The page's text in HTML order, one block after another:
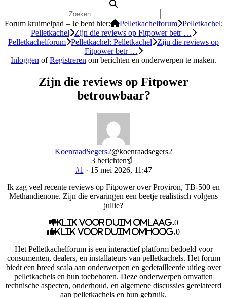
Forum kruimelpad – Je bent hier: Pelletkachelforum Pelletkachel:
Pelletkachel
Zijn die reviews op Fitpower betr …
Pelletkachelforum Pelletkachel: Pelletkachel
Zijn die reviews op
Fitpower betr …
Inloggen ofRegistreren om berichten en onderwerpen te maken.
Zijn die reviews op Fitpower
betrouwbaar?
KoenraadSegers2@koenraadsegers2
3 berichten
#1 · 15 mei 2026, 11:47
Ik zag veel recente reviews op Fitpower over Proviron, TB-500 en
Methandienone. Zijn die ervaringen een beetje realistisch volgens
jullie?
Klik voor duim omlaag.0
Klik voor duim omhoog.0
Het Pelletkachelforum is een interactief platform bedoeld voor
consumenten, dealers, en installateurs van pelletkachels. Het forum
biedt een breed scala aan onderwerpen en gedetailleerde uitleg over
pelletkachels en hun toebehoren. Deze onderwerpen omvatten
technische aspecten, onderhoud, en algemene discussies gerelateerd
aan pelletkachels en hun gebruik.